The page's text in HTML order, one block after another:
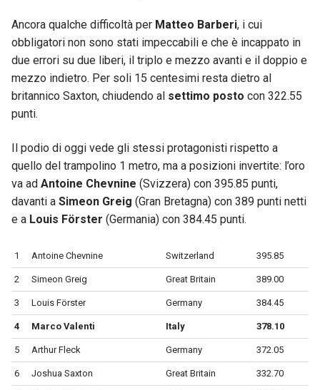
Ancora qualche difficoltà per Matteo Barberi, i cui
obbligatori non sono stati impeccabili e che è incappato in
due errori su due liberi, il triplo e mezzo avanti e il doppio e
mezzo indietro. Per soli 15 centesimi resta dietro al
britannico Saxton, chiudendo al settimo posto con 322.55
punti.
Il podio di oggi vede gli stessi protagonisti rispetto a
quello del trampolino 1 metro, ma a posizioni invertite: l’oro
va ad Antoine Chevnine (Svizzera) con 395.85 punti,
davanti a Simeon Greig (Gran Bretagna) con 389 punti netti
e a Louis Förster (Germania) con 384.45 punti.
1 Antoine Chevnine Switzerland 395.85
2 Simeon Greig Great Britain 389.00
3 Louis Förster Germany 384.45
4 Marco Valenti Italy 378.10
5 Arthur Fleck Germany 372.05
6 Joshua Saxton Great Britain 332.70